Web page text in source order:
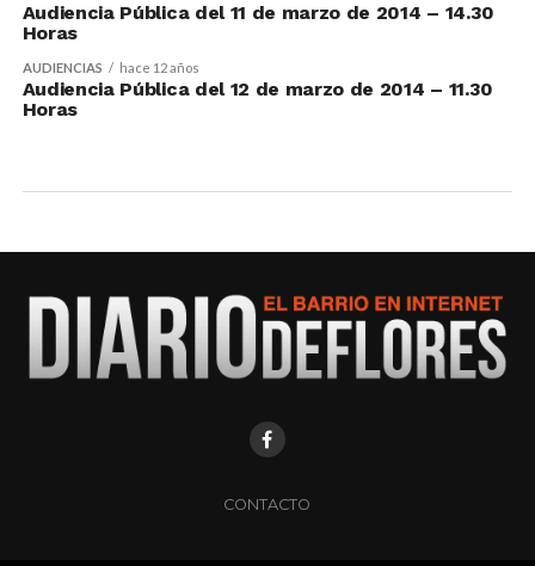
Audiencia Pública del 11 de marzo de 2014 – 14.30
Horas
AUDIENCIAS hace 12 años
Audiencia Pública del 12 de marzo de 2014 – 11.30
Horas
CONTACTO